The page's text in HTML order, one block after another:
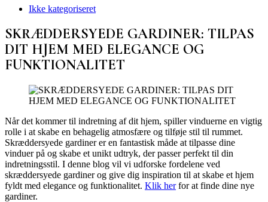
Ikke kategoriseret
SKRÆDDERSYEDE GARDINER: TILPAS
DIT HJEM MED ELEGANCE OG
FUNKTIONALITET
Når det kommer til indretning af dit hjem, spiller vinduerne en vigtig
rolle i at skabe en behagelig atmosfære og tilføje stil til rummet.
Skræddersyede gardiner er en fantastisk måde at tilpasse dine
vinduer på og skabe et unikt udtryk, der passer perfekt til din
indretningsstil. I denne blog vil vi udforske fordelene ved
skræddersyede gardiner og give dig inspiration til at skabe et hjem
fyldt med elegance og funktionalitet. Klik herfor at finde dine nye
gardiner.